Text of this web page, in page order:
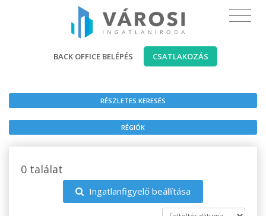
BACK OFFICE BELÉPÉS CSATLAKOZÁS
RÉSZLETES KERESÉS
RÉGIÓK
0 találat
Ingatlanfigyelő beállítása